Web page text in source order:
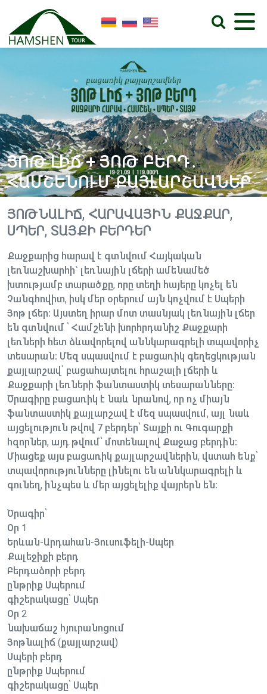
ՅՈԹ ԼԻՃ + ՅՈԹ ԲԵՐԴ․
ՀԱՄՇԵՆՈՒՄ ՔԱՅԼԱՐՇԱՎՆԵՐ
ՅՈԹՆԱԼԻՃ, ՀԱՐԱՎԱՅԻՆ ՔԱՋՔԱՐ,
ՍՊԵՐ, ՏԱՅՔԻ ԲԵՐԴԵՐ
Քաջքարից հարավ է գտնվում Հայկական
լեռնաշխարհի` լեռնային լճերի ամենամեծ
խտությամբ տարածքը, որը տեղի հայերը կոչել են
Չանգհովիտ, իսկ մեր օրերում այն կոչվում է Սպերի
Յոթ լճեր։ Այստեղ իրար մոտ տասնյակ լեռնային լճեր
են գտնվում ՝ Համշենի խորհրդանիշ Քաջքարի
լեռների հետ ձևավորելով աննկարագրելի տպավորիչ
տեսարան։ Մեզ սպասվում է բացառիկ գեղեցկության
քայլարշավ՝ բացահայտելու հրաշալի լճերի և
Քաջքարի լեռների ֆանտաստիկ տեսարանները։
Ծրագիրը բացառիկ է նաև նրանով, որ ոչ միայն
ֆանտաստիկ քայլարշավ է մեզ սպասվում, այլ նաև
այցելություն թվով 7 բերդեր՝ Տայքի ու Գուգարքի
հզորներ, այդ թվում՝ մոտենալով Քաջաց բերդին։
Միացեք այս բացառիկ քայլարշավներին, վստահ ենք՝
տպավորությունները լինելու են աննկարագրելի և
գունեղ, ինչպես և մեր այցելելիք վայրերն են։
Ծրագիր՝
Օր 1
Երևան-Արդահան-Յուսուֆելի-Սպեր
Քալեջիքի բերդ
Բերդաձորի բերդ
ընթրիք Սպերում
գիշերակացը՝ Սպեր
Օր 2
նախաճաշ հյուրանոցում
Յոթնալիճ (քայլարշավ)
Սպերի բերդ
ընթրիք Սպերում
գիշերակացը՝ Սպեր